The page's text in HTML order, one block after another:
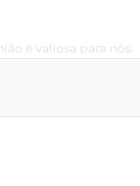
é valiosa para nós.